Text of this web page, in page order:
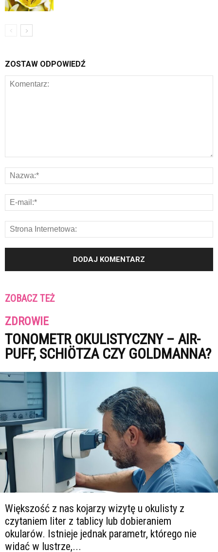
ZOSTAW ODPOWIEDŹ
ZOBACZ TEŻ
ZDROWIE
TONOMETR OKULISTYCZNY – AIR-
PUFF, SCHIÖTZA CZY GOLDMANNA?
Większość z nas kojarzy wizytę u okulisty z
czytaniem liter z tablicy lub dobieraniem
okularów. Istnieje jednak parametr, którego nie
widać w lustrze,...